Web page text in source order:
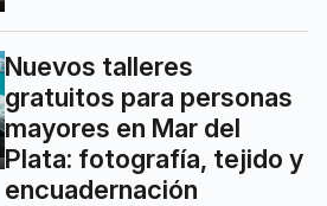
Nuevos talleres
gratuitos para personas
mayores en Mar del
Plata: fotografía, tejido y
encuadernación